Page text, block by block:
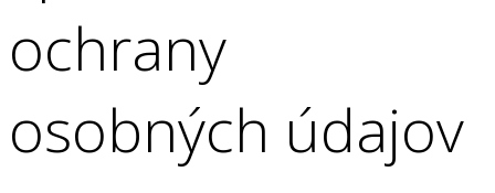
ochrany
osobných údajov